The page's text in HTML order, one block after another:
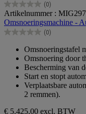
(0)
0.0
van
de
5
Artikelnummer :
Omsnoeringsmachine -
(0)
0.0
sterren.
Omsnoeringstafel
Omsnoering door
Bescherming van
Start en stopt
Verplaatsbare
2 remmen).
€ 5.425,00 excl. BTW